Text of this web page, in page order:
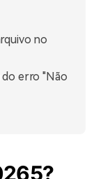
no
erro "Não